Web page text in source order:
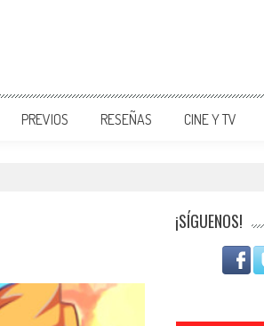
PREVIOS RESEÑAS CINE Y TV
¡SÍGUENOS!